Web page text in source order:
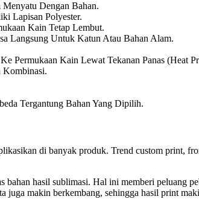
Dengan Bahan.
Lapisan Polyester.
Kain Tetap Lembut.
Langsung Untuk Katun Atau Bahan Alam.
Permukaan Kain Lewat Tekanan Panas (heat
Kombinasi.
Tergantung Bahan Yang Dipilih.
di banyak produk. Trend custom print,
bahan hasil sublimasi. Hal ini memberi peluang
makin berkembang, sehingga hasil print